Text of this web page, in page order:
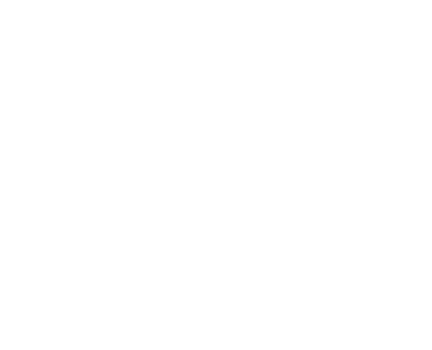
zde k dispozici konferenční místnost, hosté mohou využít také trezory na recepci hotelu. Do
je dostupné ve společných prostorách
další vybavení pokoje patří fén, varná konvice, satelitní TV a trezor. Připojení WiFi je
lůžky (Twin)
částí
obývací částí a kuchyní s mikrovlnnou troubou, vařičem a lednicí
exkluzivními lázněmi Cristal Spa